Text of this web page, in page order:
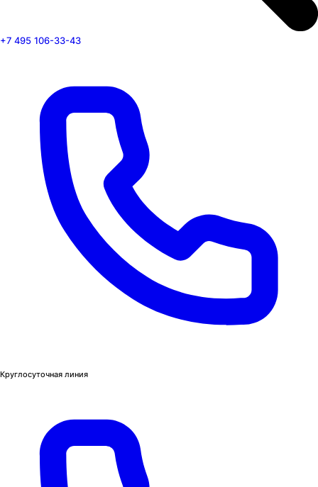
+7 495 106-33-43
Круглосуточная линия